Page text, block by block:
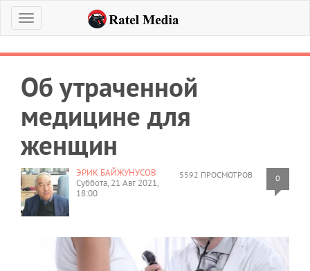
Меню
Об утраченной
медицине для
женщин
5592 ПРОСМОТРОВ 0
ЭРИК БАЙЖУНУСОВ
Суббота, 21 Авг 2021,
18:00